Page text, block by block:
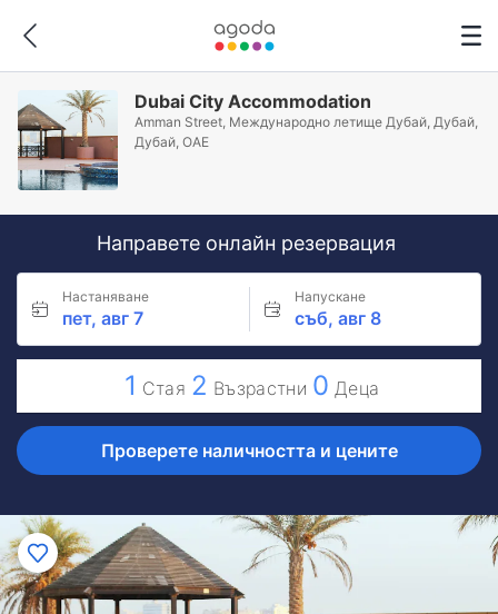
Dubai City Accommodation
Amman Street, Международно летище Дубай, Дубай,
Дубай, ОАЕ
Направете онлайн резервация
Настаняване
пет, авг 7
Напускане
съб, авг 8
1 Стая 2 Възрастни 0 Деца
Проверете наличността и цените